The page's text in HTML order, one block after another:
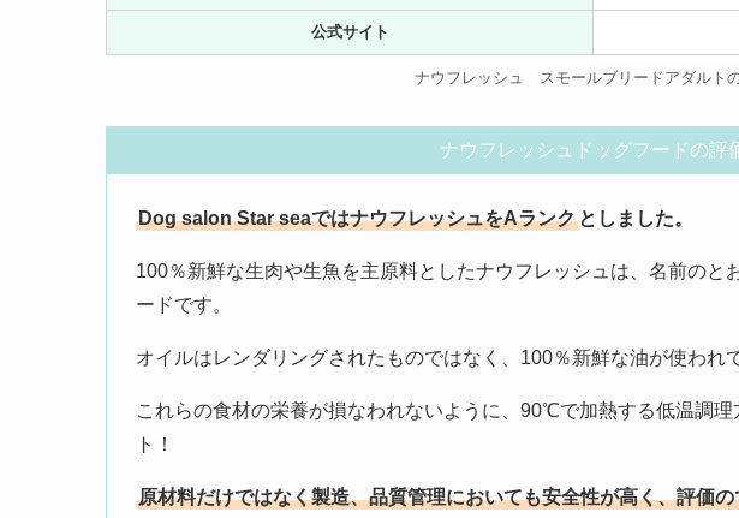
公式サイト
ナウフレッシュ スモールブリードアダルト
ナウフレッシュドッグフードの評
Dog salon Star seaではナウフレッシュをAランク としました。
100％新鮮な生肉や生魚を主原料としたナウフレッシュは、名前のと
ードです。
オイルはレンダリングされたものではなく、100％新鮮な油が使われ
これらの食材の栄養が損なわれないように、90℃で加熱する低温調
ト！
原材料だけではなく製造、品質管理においても安全性が高く、評価